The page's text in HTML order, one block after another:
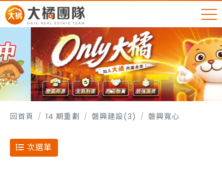
回首頁 14 期重劃 磐興建設(3) 磐興寬心
次選單